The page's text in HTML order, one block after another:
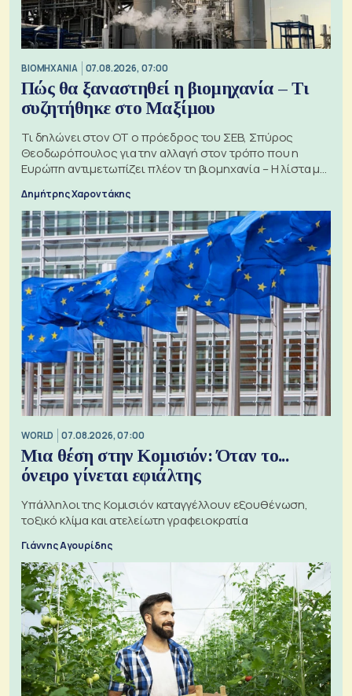
ΒΙΟΜΗΧΑΝΙΑ 07.08.2026, 07:00
Πώς θα ξαναστηθεί η βιομηχανία – Τι
συζητήθηκε στο Μαξίμου
Τι δηλώνει στον ΟΤ ο πρόεδρος του ΣΕΒ, Σπύρος
Θεοδωρόπουλος για την αλλαγή στον τρόπο που η
Ευρώπη αντιμετωπίζει πλέον τη βιομηχανία – Η λίστα με
Δημήτρης Χαροντάκης
WORLD 07.08.2026, 07:00
Μια θέση στην Κομισιόν: Όταν το...
όνειρο γίνεται εφιάλτης
Υπάλληλοι της Κομισιόν καταγγέλλουν εξουθένωση,
τοξικό κλίμα και ατελείωτη γραφειοκρατία
Γιάννης Αγουρίδης